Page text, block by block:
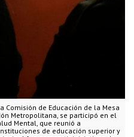
Comisión de Educación de la Mesa
Metropolitana, se participó en el
Mental, que reunió a
de educación superior y